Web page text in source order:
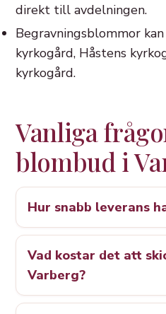
direkt till avdelningen.
Begravningsblommor
kyrkogård, Håstens
kyrkogård.
Vanliga
blombud i
Hur snabb leverans
Vad kostar det att
Varberg?